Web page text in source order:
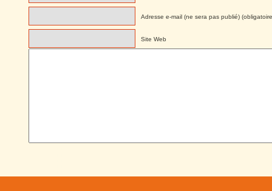
Adresse e-mail (ne sera pas publié)
Site Web